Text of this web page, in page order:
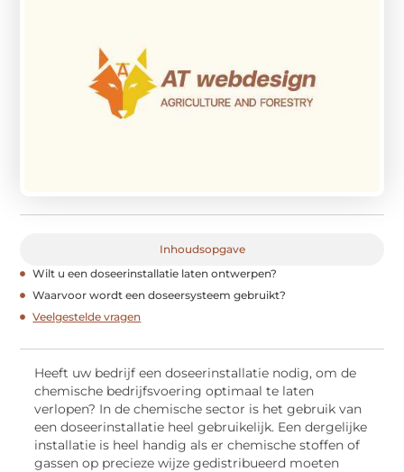
Inhoudsopgave
Wilt u een doseerinstallatie laten ontwerpen?
Waarvoor wordt een doseersysteem gebruikt?
Veelgestelde vragen
Heeft uw bedrijf een doseerinstallatie nodig, om de
chemische bedrijfsvoering optimaal te laten
verlopen? In de chemische sector is het gebruik van
een doseerinstallatie heel gebruikelijk. Een dergelijke
installatie is heel handig als er chemische stoffen of
gassen op precieze wijze gedistribueerd moeten